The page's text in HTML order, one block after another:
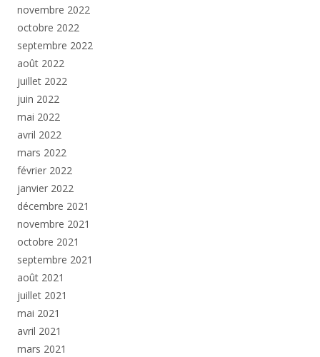
novembre 2022
octobre 2022
septembre 2022
août 2022
juillet 2022
juin 2022
mai 2022
avril 2022
mars 2022
février 2022
janvier 2022
décembre 2021
novembre 2021
octobre 2021
septembre 2021
août 2021
juillet 2021
mai 2021
avril 2021
mars 2021